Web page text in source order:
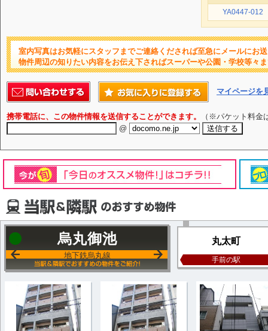
YA0447-012
室内写真はお気軽にスタッフまでご連絡くだされば至急にメールにお
物件周辺の知りたい内容をお伝え下さればスーパーや公園・学校等々
マイページを
携帯電話に、この物件情報を送信することができます。
（※パケット料金
@
烏丸御池
地下鉄烏丸線
丸太町
手前の駅